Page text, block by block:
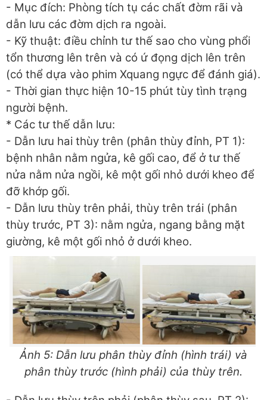
- Mục đích: Phòng tích tụ các chất đờm rãi và
dẫn lưu các đờm dịch ra ngoài.
- Kỹ thuật: điều chỉnh tư thế sao cho vùng phổi
tổn thương lên trên và có ứ đọng dịch lên trên
(có thể dựa vào phim Xquang ngực để đánh giá).
- Thời gian thực hiện 10-15 phút tùy tình trạng
người bệnh.
* Các tư thế dẫn lưu:
- Dẫn lưu hai thùy trên (phân thùy đỉnh, PT 1):
bệnh nhân nằm ngửa, kê gối cao, để ở tư thế
nửa nằm nửa ngồi, kê một gối nhỏ dưới kheo để
đỡ khớp gối.
- Dẫn lưu thùy trên phải, thùy trên trái (phân
thùy trước, PT 3): nằm ngửa, ngang bằng mặt
giường, kê một gối nhỏ ở dưới kheo.
Ảnh 5: Dẫn lưu phân thùy đỉnh (hình trái) và
phân thùy trước (hình phải) của thùy trên.